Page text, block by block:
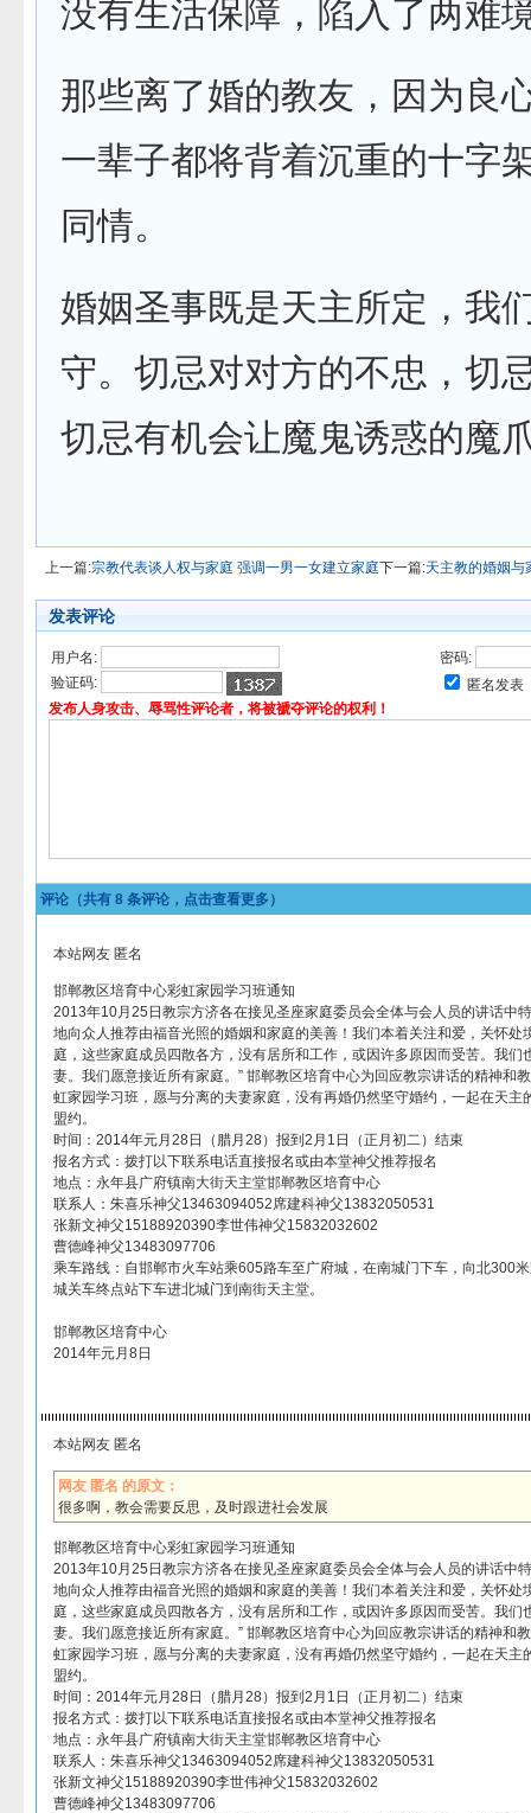
没有生活保障，陷入了两难
那些离了婚的教友，因为良
一辈子都将背着沉重的十字
同情。
婚姻圣事既是天主所定，我
守。切忌对对方的不忠，切
切忌有机会让魔鬼诱惑的魔
上一篇:宗教代表谈人权与家庭 强调一男一女建立家庭下一篇:天主教的婚姻与
发表评论
用户名:
密码:
验证码:
匿名发表
发布人身攻击、辱骂性评论者，将被褫夺评论的权利！
评论（共有 8 条评论，点击查看更多）
本站网友 匿名
邯郸教区培育中心彩虹家园学习班通知
2013年10月25日教宗方济各在接见圣座家庭委员会全体与会人员的讲话中
地向众人推荐由福音光照的婚姻和家庭的美善！我们本着关注和爱，关怀处
庭，这些家庭成员四散各方，没有居所和工作，或因许多原因而受苦。我们
妻。我们愿意接近所有家庭。” 邯郸教区培育中心为回应教宗讲话的精神和
虹家园学习班，愿与分离的夫妻家庭，没有再婚仍然坚守婚约，一起在天主
盟约。
时间：2014年元月28日（腊月28）报到2月1日（正月初二）结束
报名方式：拨打以下联系电话直接报名或由本堂神父推荐报名
地点：永年县广府镇南大街天主堂邯郸教区培育中心
联系人：朱喜乐神父13463094052席建科神父13832050531
张新文神父15188920390李世伟神父15832032602
曹德峰神父13483097706
乘车路线：自邯郸市火车站乘605路车至广府城，在南城门下车，向北300
城关车终点站下车进北城门到南街天主堂。
邯郸教区培育中心
2014年元月8日
本站网友 匿名
网友 匿名 的原文：
很多啊，教会需要反思，及时跟进社会发展
邯郸教区培育中心彩虹家园学习班通知
2013年10月25日教宗方济各在接见圣座家庭委员会全体与会人员的讲话中
地向众人推荐由福音光照的婚姻和家庭的美善！我们本着关注和爱，关怀处
庭，这些家庭成员四散各方，没有居所和工作，或因许多原因而受苦。我们
妻。我们愿意接近所有家庭。” 邯郸教区培育中心为回应教宗讲话的精神和
虹家园学习班，愿与分离的夫妻家庭，没有再婚仍然坚守婚约，一起在天主
盟约。
时间：2014年元月28日（腊月28）报到2月1日（正月初二）结束
报名方式：拨打以下联系电话直接报名或由本堂神父推荐报名
地点：永年县广府镇南大街天主堂邯郸教区培育中心
联系人：朱喜乐神父13463094052席建科神父13832050531
张新文神父15188920390李世伟神父15832032602
曹德峰神父13483097706